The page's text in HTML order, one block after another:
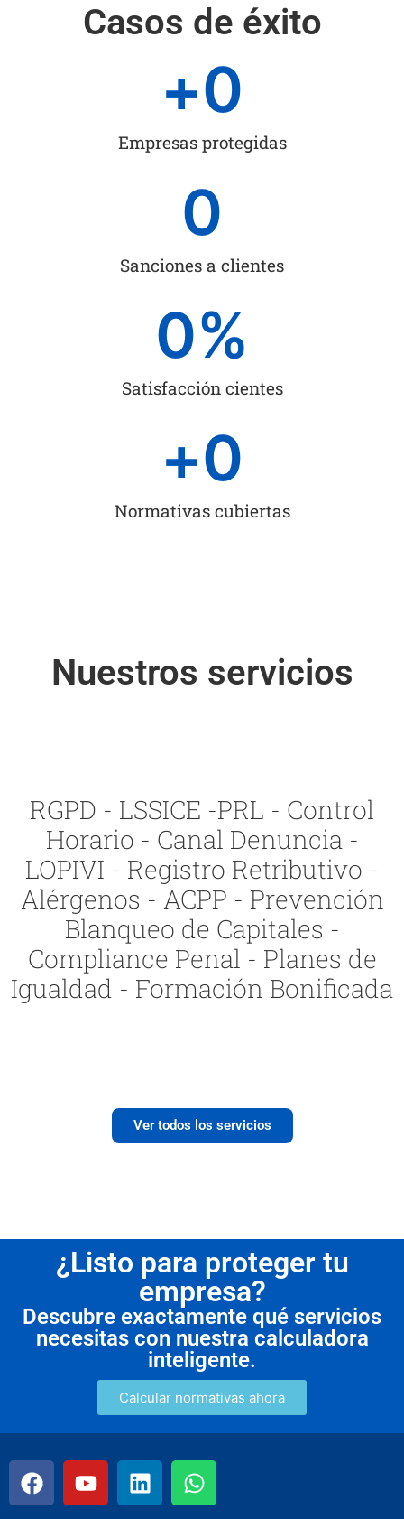
Casos de éxito
Empresas protegidas
+0
Sanciones a clientes
0
Satisfacción cientes
0%
Normativas cubiertas
+0
Nuestros servicios
RGPD - LSSICE -PRL - Control
Horario - Canal Denuncia -
LOPIVI - Registro Retributivo -
Alérgenos - ACPP - Prevención
Blanqueo de Capitales -
Compliance Penal - Planes de
Igualdad - Formación Bonificada
Ver todos los servicios
¿Listo para proteger tu
empresa?
Descubre exactamente qué servicios
necesitas con nuestra calculadora
inteligente.
Calcular normativas ahora